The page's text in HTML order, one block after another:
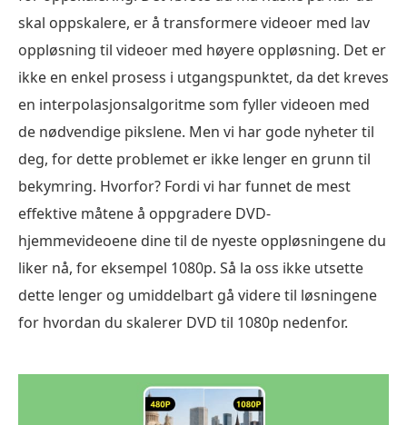
skal oppskalere, er å transformere videoer med lav
oppløsning til videoer med høyere oppløsning. Det er
ikke en enkel prosess i utgangspunktet, da det kreves
en interpolasjonsalgoritme som fyller videoen med
de nødvendige pikslene. Men vi har gode nyheter til
deg, for dette problemet er ikke lenger en grunn til
bekymring. Hvorfor? Fordi vi har funnet de mest
effektive måtene å oppgradere DVD-
hjemmevideoene dine til de nyeste oppløsningene du
liker nå, for eksempel 1080p. Så la oss ikke utsette
dette lenger og umiddelbart gå videre til løsningene
for hvordan du skalerer DVD til 1080p nedenfor.